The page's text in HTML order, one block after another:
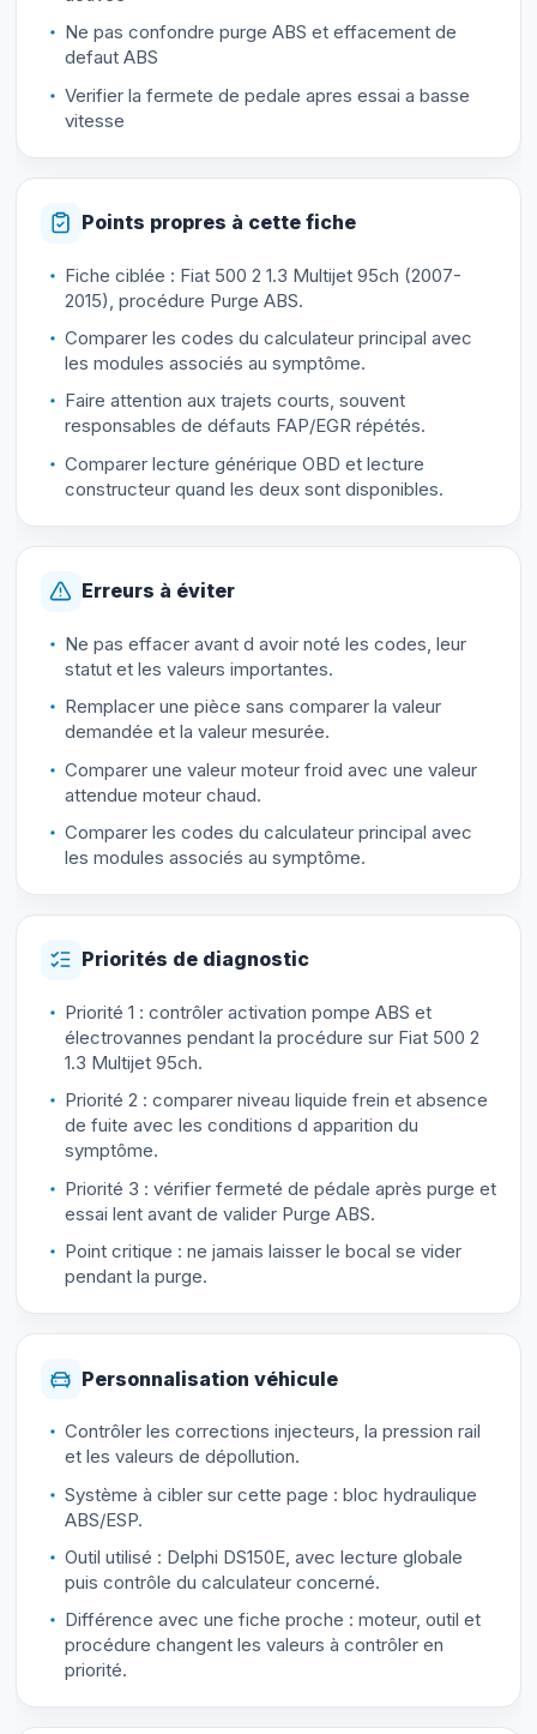
Ne pas confondre purge ABS et effacement de
defaut ABS
Verifier la fermete de pedale apres essai a basse
vitesse
Points propres à cette fiche
Fiche ciblée : Fiat 500 2 1.3 Multijet 95ch (2007-
2015), procédure Purge ABS.
Comparer les codes du calculateur principal avec
les modules associés au symptôme.
Faire attention aux trajets courts, souvent
responsables de défauts FAP/EGR répétés.
Comparer lecture générique OBD et lecture
constructeur quand les deux sont disponibles.
Erreurs à éviter
Ne pas effacer avant d avoir noté les codes, leur
statut et les valeurs importantes.
Remplacer une pièce sans comparer la valeur
demandée et la valeur mesurée.
Comparer une valeur moteur froid avec une valeur
attendue moteur chaud.
Comparer les codes du calculateur principal avec
les modules associés au symptôme.
Priorités de diagnostic
Priorité 1 : contrôler activation pompe ABS et
électrovannes pendant la procédure sur Fiat 500 2
1.3 Multijet 95ch.
Priorité 2 : comparer niveau liquide frein et absence
de fuite avec les conditions d apparition du
symptôme.
Priorité 3 : vérifier fermeté de pédale après purge et
essai lent avant de valider Purge ABS.
Point critique : ne jamais laisser le bocal se vider
pendant la purge.
Personnalisation véhicule
Contrôler les corrections injecteurs, la pression rail
et les valeurs de dépollution.
Système à cibler sur cette page : bloc hydraulique
ABS/ESP.
Outil utilisé : Delphi DS150E, avec lecture globale
puis contrôle du calculateur concerné.
Différence avec une fiche proche : moteur, outil et
procédure changent les valeurs à contrôler en
priorité.